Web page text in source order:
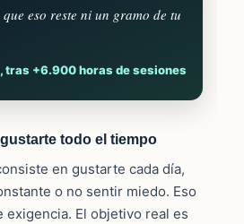
eso reste ni un gramo de tu
tras +6.900 horas de sesiones
todo el tiempo
en gustarte cada día,
o no sentir miedo. Eso
exigencia. El objetivo real es